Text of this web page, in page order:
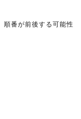
番が前後する可能性